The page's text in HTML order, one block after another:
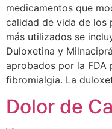
medicamentos que
calidad de vida de los
más utilizados se
Duloxetina y
aprobados por la FDA
fibromialgia. La
Dolor de